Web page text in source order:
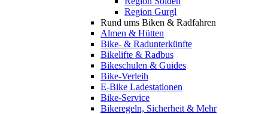
Region Gurgl
Rund ums Biken & Radfahren
Almen & Hütten
Bike- & Radunterkünfte
Bikelifte & Radbus
Bikeschulen & Guides
Bike-Verleih
E-Bike Ladestationen
Bike-Service
Bikeregeln, Sicherheit & Mehr